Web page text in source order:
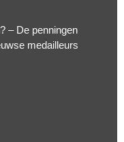
– De penningen
medailleurs